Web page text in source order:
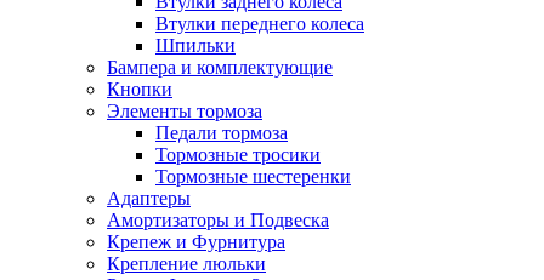
Втулки переднего колеса
Шпильки
Бампера и комплектующие
Кнопки
Элементы тормоза
Педали тормоза
Тормозные тросики
Тормозные шестеренки
Адаптеры
Амортизаторы и Подвеска
Крепеж и Фурнитура
Крепление люльки